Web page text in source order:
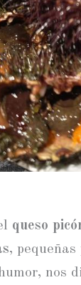
queso
,
nos